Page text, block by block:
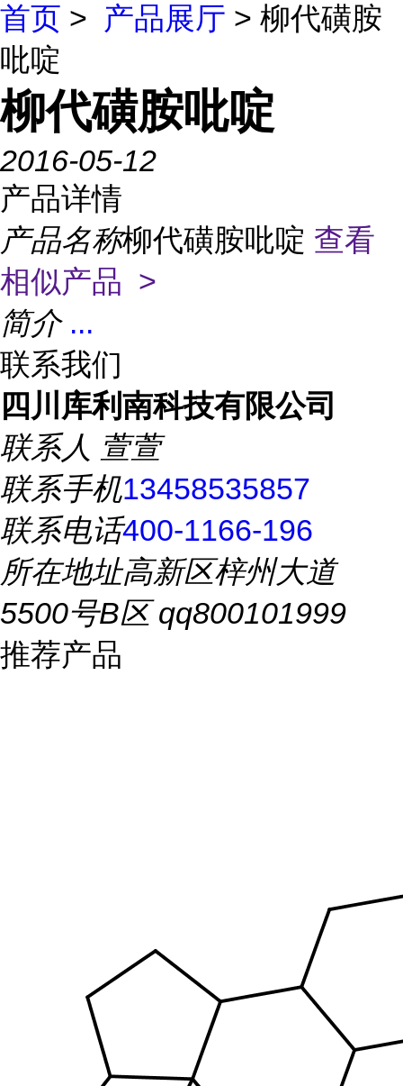
首页 > 产品展厅 > 柳代磺胺
吡啶
柳代磺胺吡啶
2016-05-12
产品详情
产品名称柳代磺胺吡啶 查看
相似产品 >
简介 ...
联系我们
四川库利南科技有限公司
联系人 萱萱
联系手机13458535857
联系电话400-1166-196
所在地址高新区梓州大道
5500号B区 qq800101999
推荐产品